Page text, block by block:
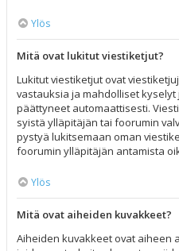
Ylös
Mitä ovat lukitut viestiketjut?
Lukitut viestiketjut ovat
vastauksia ja mahdolliset
päättyneet automaattisesti.
syistä ylläpitäjän tai foorumin
pystyä lukitsemaan oman
foorumin ylläpitäjän antamista
Ylös
Mitä ovat aiheiden kuvakkeet?
Aiheiden kuvakkeet ovat aiheen